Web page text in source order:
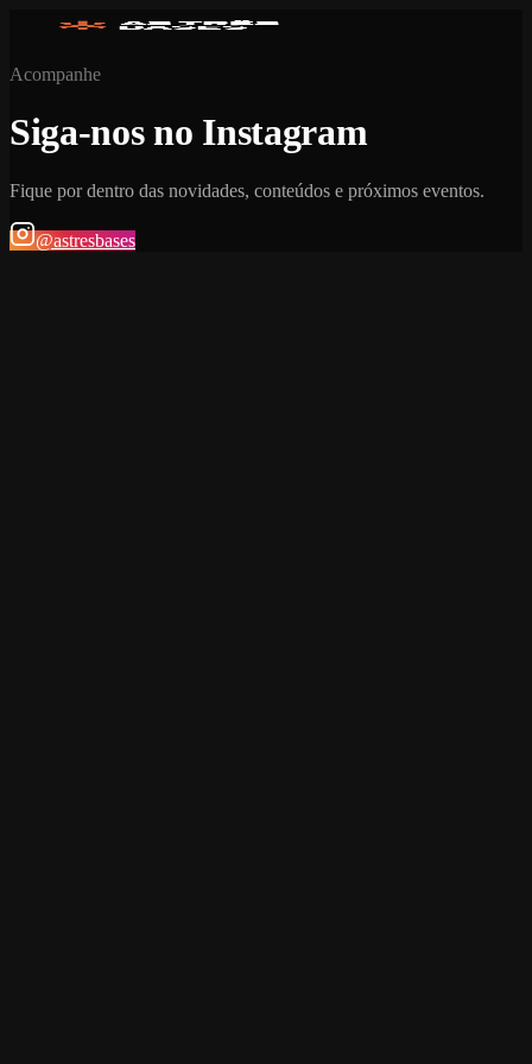
Acompanhe
Siga-nos no Instagram
Fique por dentro das novidades, conteúdos e próximos eventos.
@astresbases